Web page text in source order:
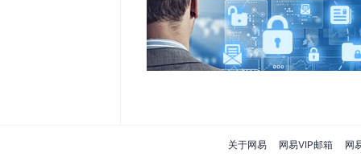
关于网易 网易VIP邮箱 网